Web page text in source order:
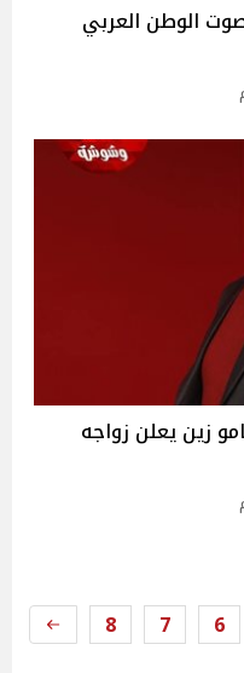
الوطن العربي
زين يعلن زواجه
6
7
8